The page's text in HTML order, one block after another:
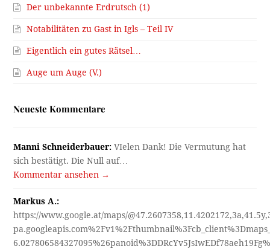
Der unbekannte Erdrutsch (1)
Notabilitäten zu Gast in Igls – Teil IV
Eigentlich ein gutes Rätsel…
Auge um Auge (V.)
Neueste Kommentare
Manni Schneiderbauer: VIelen Dank! Die Vermutung hat
sich bestätigt. Die Null auf…
Kommentar ansehen →
Markus A.:
https://www.google.at/maps/